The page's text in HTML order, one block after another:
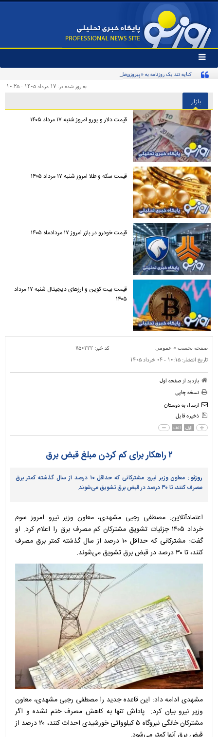
تغییر
وضعیت
منوی
ها
کنایه تند یک روزنامه به «پیروزی‌طلبان زودهنگام» و مخاطبان اینترنشنال
به روز شده در: ۱۷ مرداد ۱۴۰۵ - ۱۰:۲۵
بازار
قیمت دلار و یورو امروز شنبه ۱۷ مرداد ۱۴۰۵
قیمت سکه و طلا امروز شنبه ۱۷ مرداد ۱۴۰۵
قیمت خودرو در بازر امروز ۱۷ مردادماه ۱۴۰۵
قیمت بیت کوین و ارز‌های دیجیتال شنبه ۱۷ مرداد
۱۴۰۵
صفحه نخست » عمومی کد خبر: ۷۵۰۲۲۲
تاریخ انتشار: ۱۰:۱۵ - ۰۴ خرداد ۱۴۰۵
بازدید از صفحه اول
نسخه چاپی
ارسال به دوستان
ذخیره فایل
الف الف
۲ راهکار برای کم کردن مبلغ قبض برق
روزنو :
معاون وزیر نیرو: مشترکانی که حداقل ۱۰ درصد از سال گذشته کمتر برق
مصرف کنند، تا ۳۰ درصد در قبض برق تشویق می‌شوند.
اعتمادآنلاین: مصطفی رجبی مشهدی، معاون وزیر نیرو امروز سوم
خرداد ۱۴۰۵ جزئیات تشویق مشترکان کم مصرف برق را اعلام کرد. او
گفت: مشترکانی که حداقل ۱۰ درصد از سال گذشته کمتر برق مصرف
کنند، تا ۳۰ درصد در قبض برق تشویق می‌شوند.
مشهدی ادامه داد: این قاعده جدید را مصطفی رجبی مشهدی، معاون
وزیر نیرو بیان کرد: پاداش تنها به کاهش مصرف ختم نشده و اگر
مشترکان خانگی نیروگاه ۵ کیلوواتی خورشیدی احداث کنند، ۲۰ درصد از